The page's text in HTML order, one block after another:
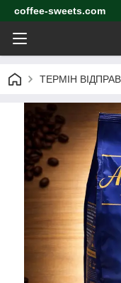
coffee-sweets.com
ТЕРМІН